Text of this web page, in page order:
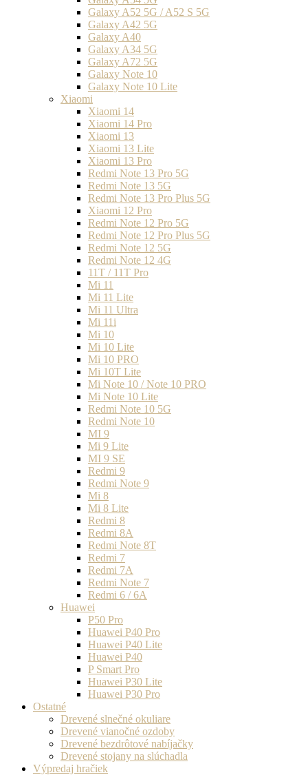
Galaxy A52 5G / A52 S 5G
Galaxy A42 5G
Galaxy A40
Galaxy A34 5G
Galaxy A72 5G
Galaxy Note 10
Galaxy Note 10 Lite
Xiaomi
Xiaomi 14
Xiaomi 14 Pro
Xiaomi 13
Xiaomi 13 Lite
Xiaomi 13 Pro
Redmi Note 13 Pro 5G
Redmi Note 13 5G
Redmi Note 13 Pro Plus 5G
Xiaomi 12 Pro
Redmi Note 12 Pro 5G
Redmi Note 12 Pro Plus 5G
Redmi Note 12 5G
Redmi Note 12 4G
11T / 11T Pro
Mi 11
Mi 11 Lite
Mi 11 Ultra
Mi 11i
Mi 10
Mi 10 Lite
Mi 10 PRO
Mi 10T Lite
Mi Note 10 / Note 10 PRO
Mi Note 10 Lite
Redmi Note 10 5G
Redmi Note 10
MI 9
Mi 9 Lite
MI 9 SE
Redmi 9
Redmi Note 9
Mi 8
Mi 8 Lite
Redmi 8
Redmi 8A
Redmi Note 8T
Redmi 7
Redmi 7A
Redmi Note 7
Redmi 6 / 6A
Huawei
P50 Pro
Huawei P40 Pro
Huawei P40 Lite
Huawei P40
P Smart Pro
Huawei P30 Lite
Huawei P30 Pro
Ostatné
Drevené slnečné okuliare
Drevené vianočné ozdoby
Drevené bezdrôtové nabíjačky
Drevené stojany na slúchadla
Výpredaj hračiek